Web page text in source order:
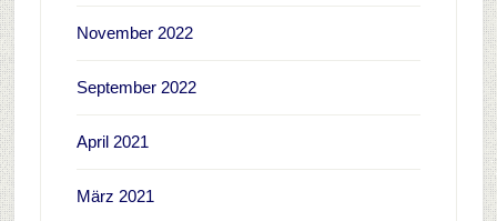
November 2022
September 2022
April 2021
März 2021